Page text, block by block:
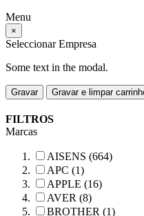
Menu
×
Seleccionar Empresa
Some text in the modal.
Gravar Gravar e limpar
FILTROS
Marcas
AISENS (664)
APC (1)
APPLE (16)
AVER (8)
BROTHER (1)